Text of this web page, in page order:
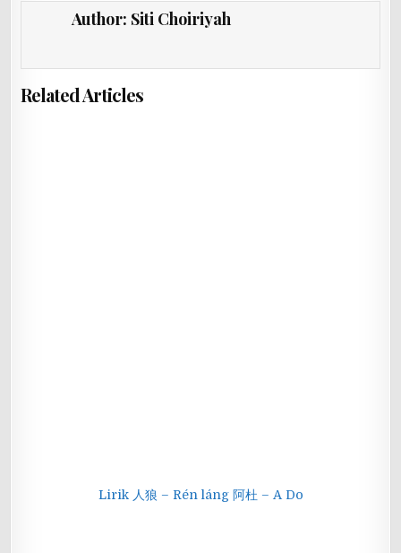
Author: Siti Choiriyah
Related Articles
Lirik 人狼 – Rén láng 阿杜 – A Do